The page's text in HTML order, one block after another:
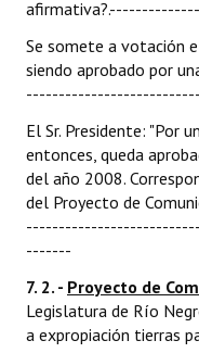
Se somete a votación
siendo aprobado por
El Sr. Presidente: "Por
entonces, queda
del año 2008.
del Proyecto de
-------
7. 2. - Proyecto de
Legislatura de Río
a expropiación tierras